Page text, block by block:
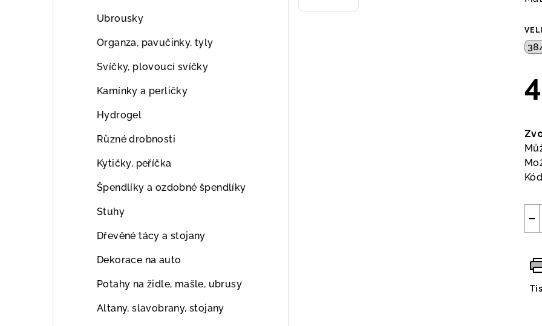
Ubrousky
Organza, pavučinky, tyly
Svíčky, plovoucí svíčky
Kamínky a perličky
Hydrogel
Různé drobnosti
Kytičky, peříčka
Špendlíky a ozdobné špendlíky
Stuhy
Dřevěné tácy a stojany
Dekorace na auto
Potahy na židle, mašle, ubrusy
Altany, slavobrany, stojany
−